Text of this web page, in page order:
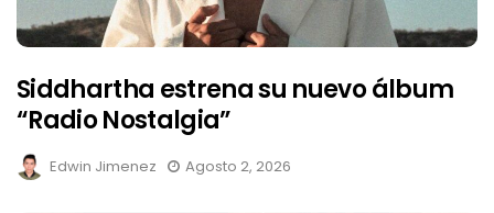
Siddhartha estrena su nuevo álbum
“Radio Nostalgia”
Edwin Jimenez Agosto 2, 2026